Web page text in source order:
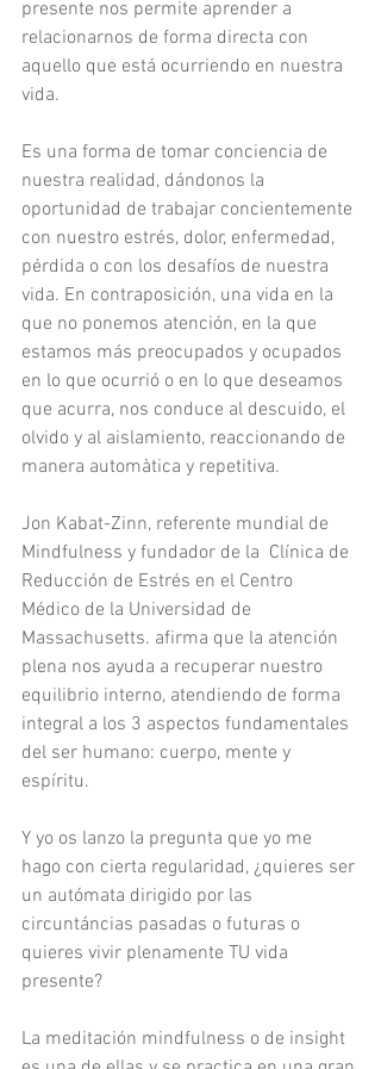
presente nos permite aprender a
relacionarnos de forma directa con
aquello que está ocurriendo en nuestra
vida.
Es una forma de tomar conciencia de
nuestra realidad, dándonos la
oportunidad de trabajar concientemente
con nuestro estrés, dolor, enfermedad,
pérdida o con los desafíos de nuestra
vida. En contraposición, una vida en la
que no ponemos atención, en la que
estamos más preocupados y ocupados
en lo que ocurrió o en lo que deseamos
que acurra, nos conduce al descuido, el
olvido y al aislamiento, reaccionando de
manera automàtica y repetitiva.
Jon Kabat-Zinn, referente mundial de
Mindfulness y fundador de la  Clínica de
Reducción de Estrés en el Centro
Médico de la Universidad de
Massachusetts. afirma que la atención
plena nos ayuda a recuperar nuestro
equilibrio interno, atendiendo de forma
integral a los 3 aspectos fundamentales
del ser humano: cuerpo, mente y
espíritu.
Y yo os lanzo la pregunta que yo me
hago con cierta regularidad, ¿quieres ser
un autómata dirigido por las
circuntáncias pasadas o futuras o
quieres vivir plenamente TU vida
presente?
La meditación mindfulness o de insight